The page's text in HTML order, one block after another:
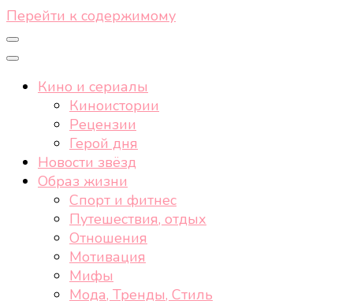
Перейти к содержимому
Кино и сериалы
Киноистории
Рецензии
Герой дня
Новости звёзд
Образ жизни
Спорт и фитнес
Путешествия, отдых
Отношения
Мотивация
Мифы
Мода, Тренды, Стиль